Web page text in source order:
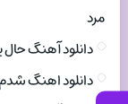
مرد
دانلود آهنگ
دانلود اهنگ